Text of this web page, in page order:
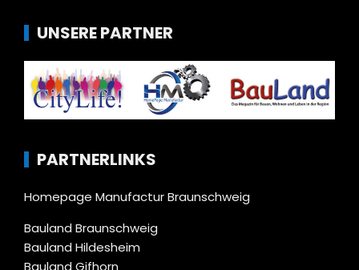
UNSERE PARTNER
PARTNERLINKS
Homepage Manufactur Braunschweig
Bauland Braunschweig
Bauland Hildesheim
Bauland Gifhorn